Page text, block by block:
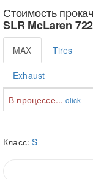
Стоимость
SLR McLaren
MAX Tires
Exhaust
В процессе...click
Класс:S